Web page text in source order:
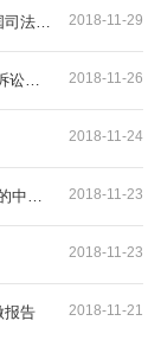
2018-11-29
2018-11-26
2018-11-24
2018-11-23
2018-11-23
2018-11-21
报告